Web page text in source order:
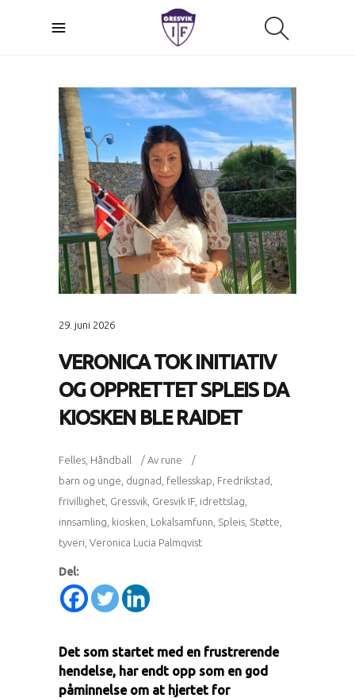
29. juni 2026
VERONICA TOK INITIATIV
OG OPPRETTET SPLEIS DA
KIOSKEN BLE RAIDET
Felles Håndball Av rune
barn og unge dugnad fellesskap Fredrikstad
frivillighet Gressvik Gresvik IF, idrettslag
innsamling kiosken Lokalsamfunn Spleis Støtte
tyveri Veronica Lucia Palmqvist
Del:
Det som startet med en frustrerende
hendelse, har endt opp som en god
påminnelse om at hjertet for